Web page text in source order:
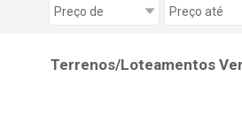
Terrenos/Loteamentos